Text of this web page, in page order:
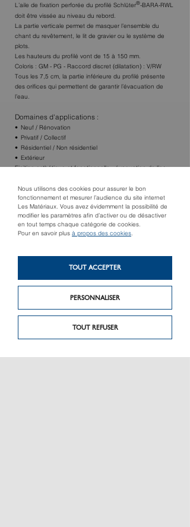
Nous utilisons des cookies pour assurer le bon
fonctionnement et mesurer l’audience du site internet
Les Matériaux. Vous avez évidemment la possibilité de
modifier les paramètres afin d’activer ou de désactiver
en tout temps chaque catégorie de cookies.
Pour en savoir plus à propos des cookies.
TOUT REFUSER
PERSONNALISER
TOUT ACCEPTER
L’aile de fixation perforée du profilé Schlüter®-BARA-RWL
doit être vissée au niveau du rebord.
La partie verticale permet de masquer l’ensemble du
chant du revêtement, le lit de gravier ou le système de
plots.
Les hauteurs du profilé vont de 15 à 150 mm.
Coloris : GM - PG - Raccord discret (dilatation) : V/RW
Tous les 7,5 cm, la partie inférieure du profilé présente
des orifices qui permettent de garantir l’évacuation de
l’eau.
Domaines d'applications :
Neuf / Rénovation
Privatif / Collectif
Résidentiel / Non résidentiel
Extérieur
Finition esthétique et fonctionnelle : évacuation de l’eau
TROUVER UN MAGASIN